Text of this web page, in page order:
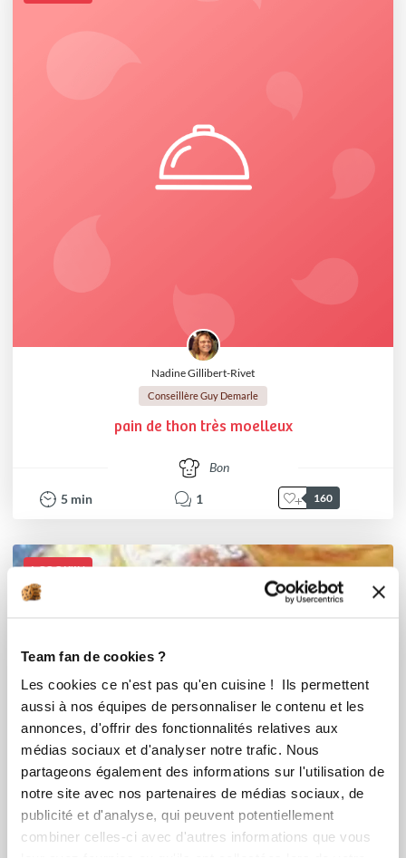
Team fan de cookies ?
Les cookies ce n'est pas qu'en cuisine ! Ils permettent
aussi à nos équipes de personnaliser le contenu et les
annonces, d'offrir des fonctionnalités relatives aux
médias sociaux et d'analyser notre trafic. Nous
partageons également des informations sur l'utilisation de
notre site avec nos partenaires de médias sociaux, de
publicité et d'analyse, qui peuvent potentiellement
combiner celles-ci avec d'autres informations que vous
Nadine Gillibert-Rivet
Conseillère Guy Demarle
pain de thon très moelleux
Bon
5 min 1 160
I-COOK'IN